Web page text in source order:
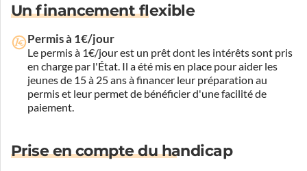
Un financement flexible
Permis à 1€/jour
Le permis à 1€/jour est un prêt dont les intérêts sont pris
en charge par l'État. Il a été mis en place pour aider les
jeunes de 15 à 25 ans à financer leur préparation au
permis et leur permet de bénéficier d'une facilité de
paiement.
Prise en compte du handicap